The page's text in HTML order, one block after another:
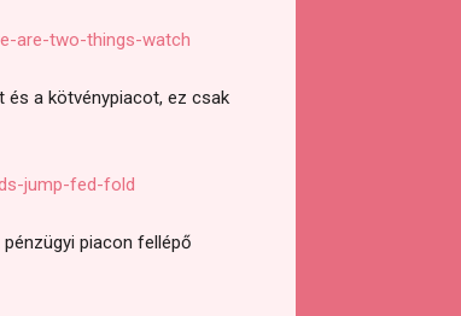
are-two-things-watch
és a kötvénypiacot, ez csak
jump-fed-fold
piacon fellépő